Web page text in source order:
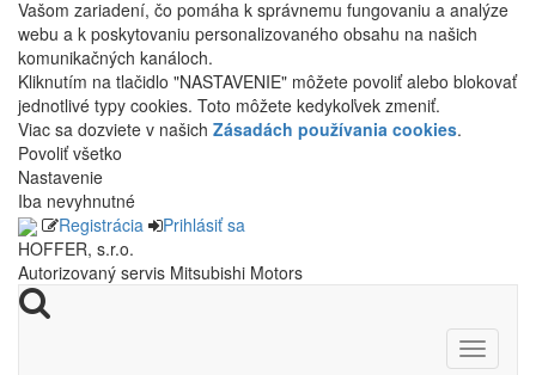
Vašom zariadení, čo pomáha k správnemu fungovaniu a analýze
webu a k poskytovaniu personalizovaného obsahu na našich
komunikačných kanáloch.
Kliknutím na tlačidlo "NASTAVENIE" môžete povoliť alebo blokovať
jednotlivé typy cookies. Toto môžete kedykoľvek zmeniť.
Viac sa dozviete v našich Zásadách používania cookies.
Povoliť všetko
Nastavenie
Iba nevyhnutné
Registrácia
Prihlásiť sa
HOFFER, s.r.o.
Autorizovaný servis Mitsubishi Motors